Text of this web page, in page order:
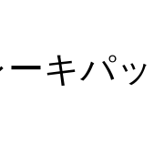
キパ